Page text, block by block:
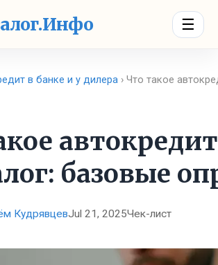
☰
в банке и у дилера › Что такое
базовые
КудрявцевJul 21, 2025Чек-лист